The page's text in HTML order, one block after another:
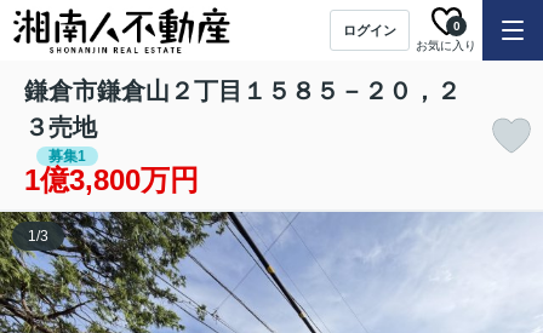
ログイン
お気に入り
0
鎌倉市鎌倉山２丁目１５８５－２０，２
３売地
募集1
1億3,800万円
1/3